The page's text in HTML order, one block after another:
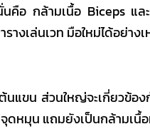
นคือ กล้ามเนื้อ Biceps แ
รางเล่นเวท มือใหม่ได้อย่าง
แขน ส่วนใหญ่จะเกี่ยวข้อ
หมุน แถมยังเป็นกล้ามเนื้